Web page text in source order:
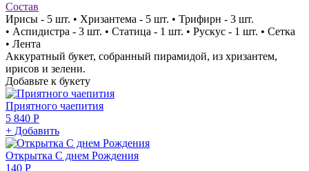
Состав
Ирисы - 5 шт. • Хризантема - 5 шт. • Трифирн - 3 шт.
• Аспидистра - 3 шт. • Статица - 1 шт. • Рускус - 1 шт. • Сетка
• Лента
Аккуратный букет, собранный пирамидой, из хризантем,
ирисов и зелени.
Добавьте к букету
Приятного чаепития
5 840 Р
+ Добавить
Открытка С днем Рождения
140 Р